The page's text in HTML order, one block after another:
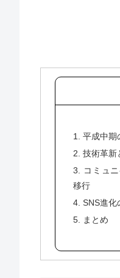
1. 平成中期
2. 技術革新
3. コミュ
移行
4. SNS進化
5. まとめ